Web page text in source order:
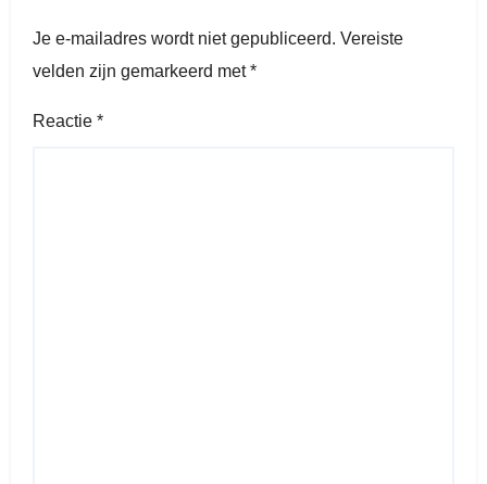
Je e-mailadres wordt niet gepubliceerd. Vereiste
velden zijn gemarkeerd met*
Reactie *